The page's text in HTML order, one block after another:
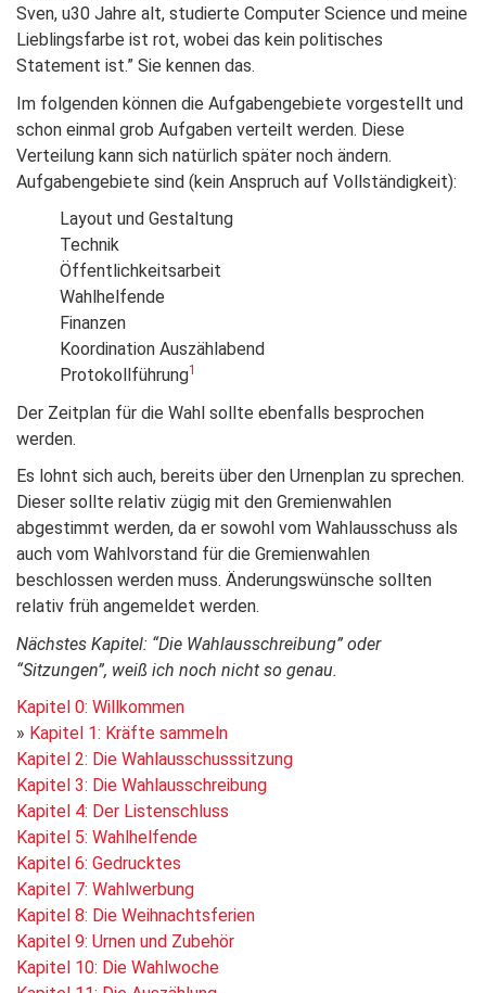
Sven, u30 Jahre alt, studierte Computer Science und meine
Lieblingsfarbe ist rot, wobei das kein politisches
Statement ist.” Sie kennen das.
Im folgenden können die Aufgabengebiete vorgestellt und
schon einmal grob Aufgaben verteilt werden. Diese
Verteilung kann sich natürlich später noch ändern.
Aufgabengebiete sind (kein Anspruch auf Vollständigkeit):
Layout und Gestaltung
Technik
Öffentlichkeitsarbeit
Wahlhelfende
Finanzen
Koordination Auszählabend
Protokollführung1
Der Zeitplan für die Wahl sollte ebenfalls besprochen
werden.
Es lohnt sich auch, bereits über den Urnenplan zu sprechen.
Dieser sollte relativ zügig mit den Gremienwahlen
abgestimmt werden, da er sowohl vom Wahlausschuss als
auch vom Wahlvorstand für die Gremienwahlen
beschlossen werden muss. Änderungswünsche sollten
relativ früh angemeldet werden.
Nächstes Kapitel: “Die Wahlausschreibung” oder
“Sitzungen”, weiß ich noch nicht so genau.
Kapitel 0: Willkommen
» Kapitel 1: Kräfte sammeln
Kapitel 2: Die Wahlausschusssitzung
Kapitel 3: Die Wahlausschreibung
Kapitel 4: Der Listenschluss
Kapitel 5: Wahlhelfende
Kapitel 6: Gedrucktes
Kapitel 7: Wahlwerbung
Kapitel 8: Die Weihnachtsferien
Kapitel 9: Urnen und Zubehör
Kapitel 10: Die Wahlwoche